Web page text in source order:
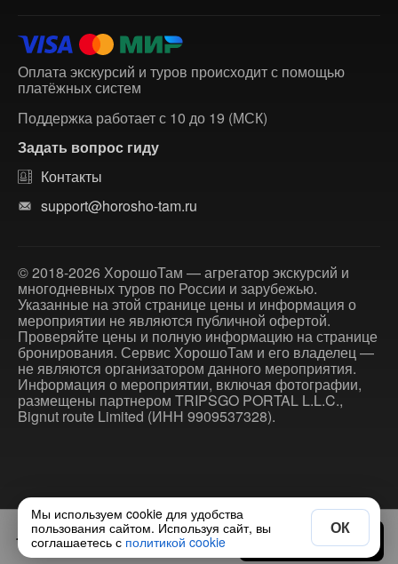
17 798 ₽за человека Выбрать дату
Оплата экскурсий и туров происходит с помощью
платёжных систем
Поддержка работает с 10 до 19 (МСК)
Задать вопрос гиду
Контакты
support@horosho-tam.ru
© 2018-2026 ХорошоТам — агрегатор экскурсий и
многодневных туров по России и зарубежью.
Указанные на этой странице цены и информация о
мероприятии не являются публичной офертой.
Проверяйте цены и полную информацию на странице
бронирования. Сервис ХорошоТам и его владелец —
не являются организатором данного мероприятия.
Информация о мероприятии, включая фотографии,
размещены партнером TRIPSGO PORTAL L.L.C.,
Bignut route Limited (ИНН 9909537328).
Мы используем cookie для удобства
пользования сайтом. Используя сайт, вы
соглашаетесь с политикой cookie
ОК